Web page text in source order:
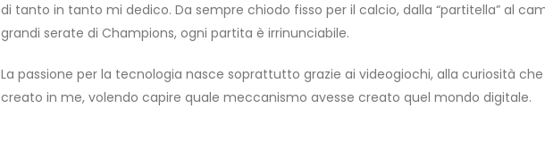
di tanto in tanto mi dedico. Da sempre chiodo fisso per il calcio, dalla “partitella” al
grandi serate di Champions, ogni partita è irrinunciabile.
La passione per la tecnologia nasce soprattutto grazie ai videogiochi, alla curiosità
creato in me, volendo capire quale meccanismo avesse creato quel mondo digitale.